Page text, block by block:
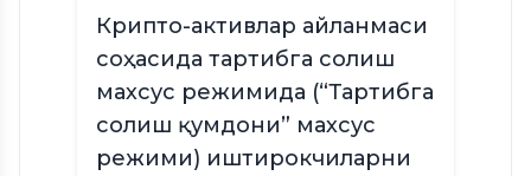
Крипто-активлар айланмаси
соҳасида тартибга солиш
махсус режимида (“Тартибга
солиш қумдони” махсус
режими) иштирокчиларни